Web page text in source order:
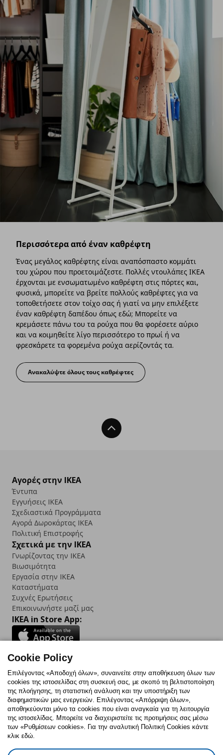
Περισσότερα από έναν καθρέφτη
Ένας μεγάλος καθρέφτης είναι αναπόσπαστο κομμάτι
του χώρου που προετοιμάζεστε. Πολλές ντουλάπες ΙΚΕΑ
έρχονται με ενσωματωμένο καθρέφτη στις πόρτες και,
φυσικά, μπορείτε να βρείτε πολλούς καθρέφτες για να
τοποθετήσετε στον τοίχο σας ή γιατί να μην επιλέξετε
έναν καθρέφτη δαπέδου όπως εδώ; Μπορείτε να
κρεμάσετε πάνω του τα ρούχα που θα φορέσετε αύριο
και να κοιμηθείτε λίγο περισσότερο το πρωί ή να
φρεσκάρετε τα φορεμένα ρούχα αερίζοντάς τα.
Περισσότερα από έναν καθρέφτη
Ανακαλύψτε όλους τους καθρέφτες
Back To Top
Αγορές στην IKEA
Έντυπα
Εγγυήσεις IKEA
Σχεδιαστικά Προγράμματα
Αγορά Δωρoκάρτας IKEA
Πολιτική Επιστροφής
Σχετικά με την IKEA
Γνωρίζοντας την IKEA
Βιωσιμότητα
Εργασία στην IKEA
Καταστήματα
Συχνές Ερωτήσεις
Επικοινωνήστε μαζί μας
IKEA in Store App:
Follow us:
FacebookInstagram
TikTokYoutubePinterestTwitter
Πολιτική CookiesΔήλωση ψηφιακής προσβασιμότητας
Cookie Policy
Επιλέγοντας «Αποδοχή όλων», συναινείτε στην αποθήκευση όλων των
cookies της ιστοσελίδας στη συσκευή σας, με σκοπό τη βελτιστοποίηση
της πλοήγησης, τη στατιστική ανάλυση και την υποστήριξη των
διαφημιστικών μας ενεργειών. Επιλέγοντας «Απόρριψη όλων»,
αποθηκεύονται μόνο τα cookies που είναι αναγκαία για τη λειτουργία
της ιστοσελίδας. Μπορείτε να διαχειριστείτε τις προτιμήσεις σας μέσω
των «Ρυθμίσεων cookies». Για την αναλυτική Πολιτική Cookies κάντε
κλικ εδώ.